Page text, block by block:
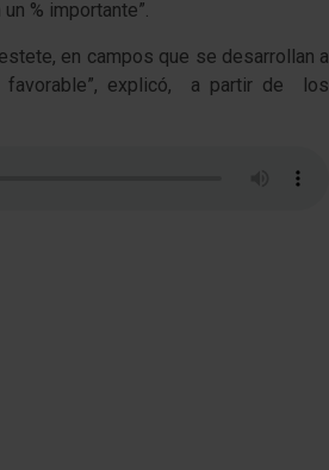
% importante”.
en campos que se desarrollan a
favorable”, explicó, a partir de los